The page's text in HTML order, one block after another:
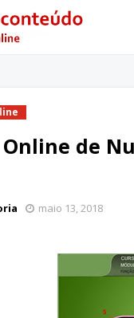
Online de
maio 13, 2018